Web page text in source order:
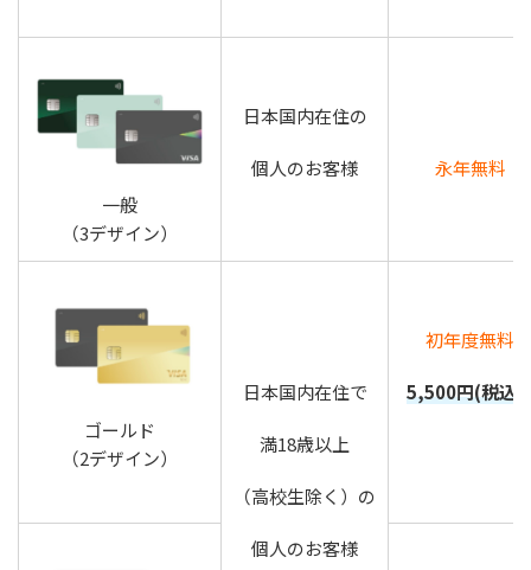
一般
（3デザイン）
日本国内在住の
個人のお客様 永年無料
ゴールド
（2デザイン）
日本国内在住で
満18歳以上
（高校生除く）の
個人のお客様
初年度無料
5,500円(税込